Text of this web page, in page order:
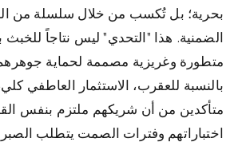
بحرية؛ بل تُكسب من خلال سلسلة من
الضمنية. هذا "التحدي" ليس نتاجاً للخبث
متطورة وغريزية مصممة لحماية
بالنسبة للعقرب، الاستثمار العاطفي
متأكدين من أن شريكهم ملتزم بنفس
اختباراتهم وفترات الصمت يتطلب الصبر